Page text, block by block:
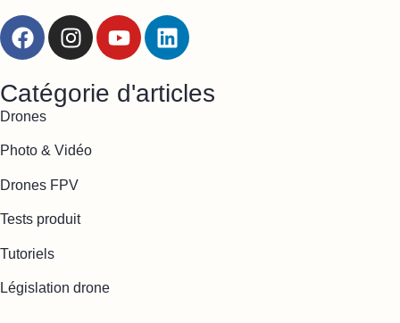
Catégorie d'articles
Drones
Photo & Vidéo
Drones FPV
Tests produit
Tutoriels
Législation drone